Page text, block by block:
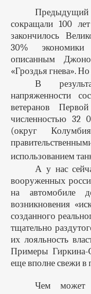
сокращали 100
закончилось
30%
описанным
«Гроздья гнева».
В
напряженности
ветеранов
численностью 32
(округ
использованием
А у нас
вооруженных
на автомобиле
возникновения
созданного
тщательно
их лояльность
Примеры Гиркина-
еще вполне свежи в
Чем может